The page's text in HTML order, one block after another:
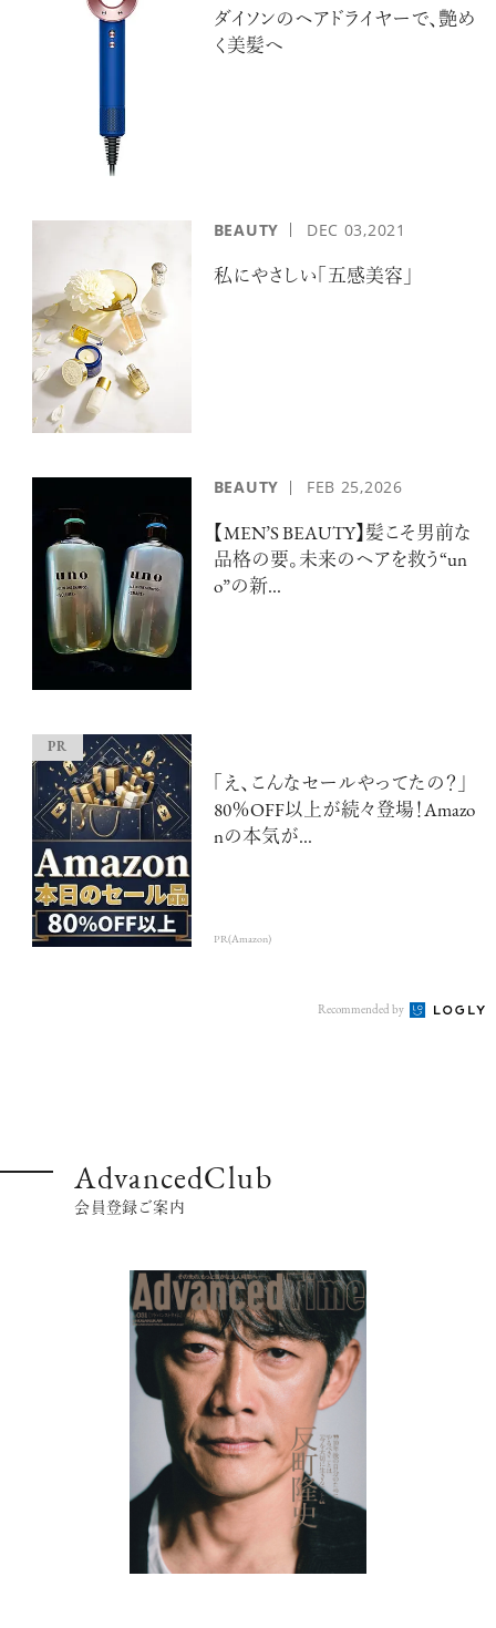
注目の記事
反町 隆史
アクティビティの意外な視点、新たな
感覚で味わうニューヨークの魅力
超絶技巧が生み出すエナメル工芸
のアートピース
記憶に残る特別な体験をオーダーメ
【フィリップス オークション】映画界
禁断の不倫が夫婦の純愛をあぶり
出す“振りきったな”と感じた現代版・
谷崎映画『鍵』。愛は嫉妬を越えるの
か？
吹越 満
ダイソンのヘアドライヤーで、艶め
く美髪へ
BEAUTY DEC 03,2021
私にやさしい「五感美容」
BEAUTY FEB 25,2026
【MEN’S BEAUTY】髪こそ男前な
品格の要。未来のヘアを救う“un
o”の新...
「え、こんなセールやってたの？」
80％OFF以上が続々登場！Amazo
nの本気が...
PR(Amazon)
Recommended by
AdvancedClub
会員登録ご案内